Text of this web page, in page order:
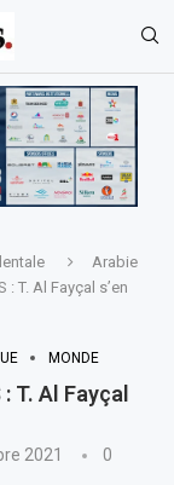
Arabie
T. Al Fayçal s’en
MONDE
T. Al Fayçal
2021
0